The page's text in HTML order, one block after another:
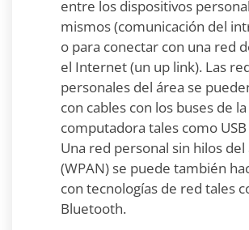
entre los dispositivos
mismos (comunicación del
o para conectar con una red
el Internet (un up link). Las
personales del área se
con cables con los buses de la
computadora tales como
Una red personal sin hilos del
(WPAN) se puede también
con tecnologías de red tales
Bluetooth.